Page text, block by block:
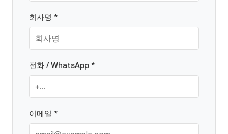
회사명 *
전화 / WhatsApp *
이메일 *